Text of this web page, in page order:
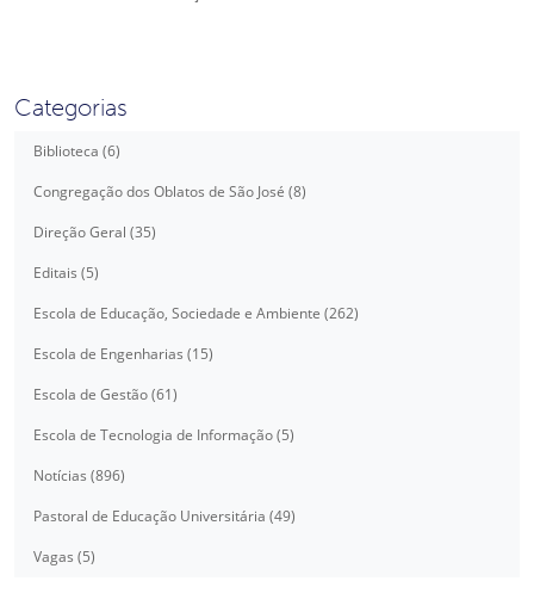
Categorias
Biblioteca (6)
Congregação dos Oblatos de São José (8)
Direção Geral (35)
Editais (5)
Escola de Educação, Sociedade e Ambiente (262)
Escola de Engenharias (15)
Escola de Gestão (61)
Escola de Tecnologia de Informação (5)
Notícias (896)
Pastoral de Educação Universitária (49)
Vagas (5)